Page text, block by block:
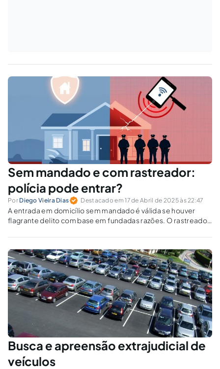
Sem mandado e com rastreador:
polícia pode entrar?
Por Diego Vieira Dias Destacado em 17 de Abril de 2025 às 22:47
A entrada em domicílio sem mandado é válida se houver
flagrante delito com base em fundadas razões. O rastreador
Busca e apreensão extrajudicial de
veículos